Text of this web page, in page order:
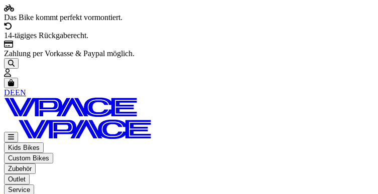
Das Bike kommt perfekt vormontiert.
14-tägiges Rückgaberecht.
Zahlung per Vorkasse & Paypal möglich.
Artikel im Warenkorb, Warenkorb anzeigen
DEEN
Kids Bikes
Custom Bikes
Zubehör
Outlet
Service